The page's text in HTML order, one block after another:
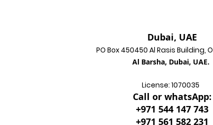
Dubai, UAE
PO Box 450450 Al Rasis Building,
Al Barsha, Dubai, UAE.
License: 1070035
Call or whatsApp:
+971 544 147 743
+971 561 582 231